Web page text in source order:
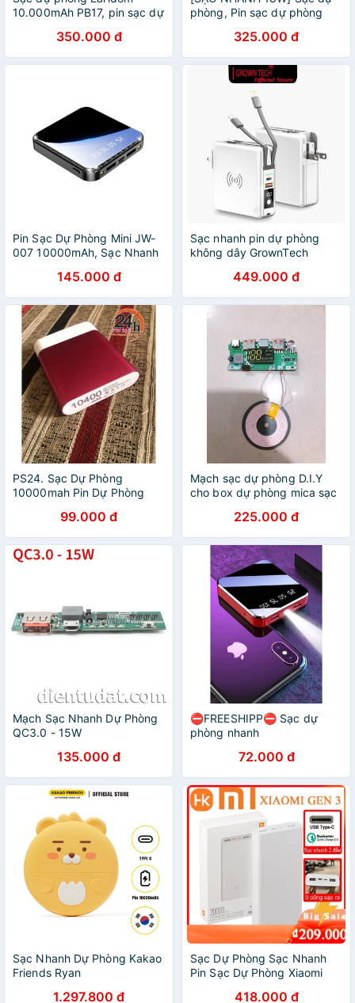
10.000mAh PB17, pin sạc dự
Beetechvietnam
350.000 đ
phòng, Pin sạc dự phòng
18W dung lượng thực
10000mAh - I.CASE.STORE
325.000 đ
Pin Sạc Dự Phòng Mini JW-
007 10000mAh, Sạc Nhanh
145.000 đ
Sạc nhanh pin dự phòng
không dây GrownTech
449.000 đ
PS24. Sạc Dự Phòng
10000mah Pin Dự Phòng
99.000 đ
Mạch sạc dự phòng D.I.Y
cho box dự phòng mica sạc
225.000 đ
Mạch Sạc Nhanh Dự Phòng
QC3.0 - 15W
135.000 đ
⛔FREESHIPP⛔ Sạc dự
phòng nhanh
72.000 đ
Sạc Nhanh Dự Phòng Kakao
Friends Ryan
1.297.800 đ
Sạc Dự Phòng Sạc Nhanh
Pin Sạc Dự Phòng Xiaomi
418.000 đ